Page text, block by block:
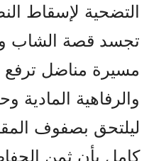
التضحية لإسقاط
مسيرة مناضل ترفع
والرفاهية المادية
ليلتحق بصفوف
كامل بأن ثمن